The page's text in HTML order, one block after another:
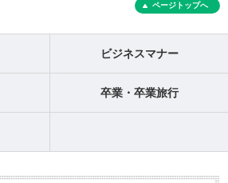
ページトップへ
ビジネスマナー
卒業・卒業旅行